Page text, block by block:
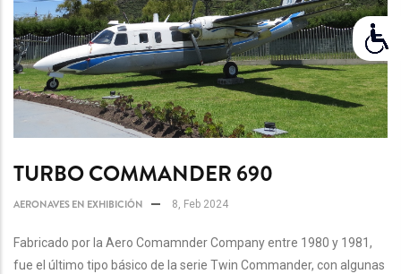
TURBO COMMANDER 690
AERONAVES EN EXHIBICIÓN 8, Feb 2024
Fabricado por la Aero Comamnder Company entre 1980 y 1981,
fue el último tipo básico de la serie Twin Commander, con algunas